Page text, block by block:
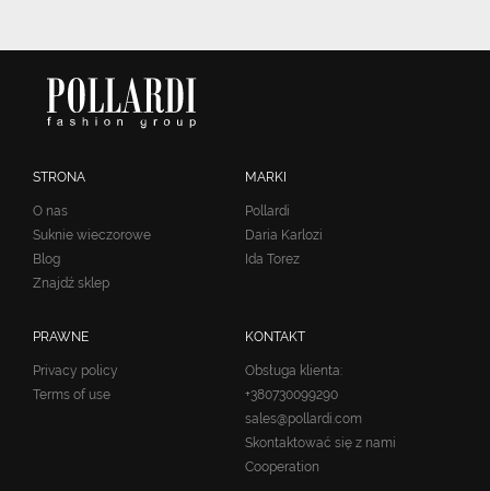
STRONA
O nas
Suknie wieczorowe
Blog
Znajdź sklep
MARKI
Pollardi
Daria Karlozi
Ida Torez
PRAWNE
Privacy policy
Terms of use
KONTAKT
Obsługa klienta:
+380730099290
sales@pollardi.com
Skontaktować się z nami
Cooperation